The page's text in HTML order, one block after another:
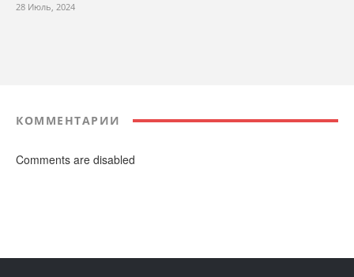
28 Июль, 2024
КОММЕНТАРИИ
Comments are disabled